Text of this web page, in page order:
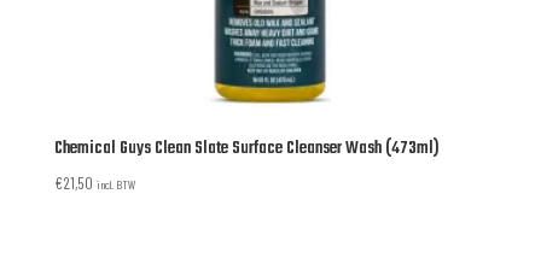
Chemical Guys Clean Slate Surface Cleanser Wash (473ml)
€21,50 incl. BTW